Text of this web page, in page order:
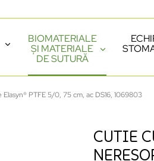
BIOMATERIALE
ȘI MATERIALE
DE SUTURĂ
PTFE 5/0, 75 cm, ac DS16, 1069803
CUTIE